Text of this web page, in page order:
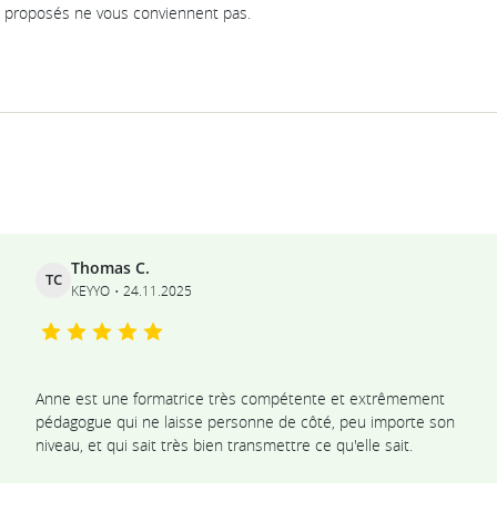
proposés ne vous conviennent pas.
TC
Thomas C.
KEYYO 24.11.2025
Anne est une formatrice très compétente et extrêmement
pédagogue qui ne laisse personne de côté, peu importe son
niveau, et qui sait très bien transmettre ce qu'elle sait.